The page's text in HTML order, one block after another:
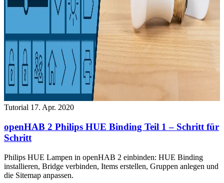
Tutorial 17. Apr. 2020
openHAB 2 Philips HUE Binding Teil 1 – Schritt für
Schritt
Philips HUE Lampen in openHAB 2 einbinden: HUE Binding
installieren, Bridge verbinden, Items erstellen, Gruppen anlegen und
die Sitemap anpassen.